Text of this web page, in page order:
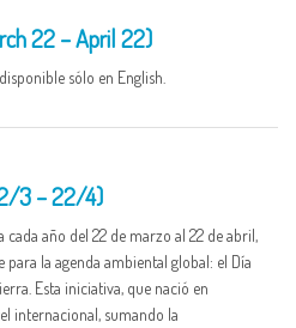
22 – April 22)
sólo en English.
3 – 22/4)
cada año del 22 de marzo al 22 de abril,
para la agenda ambiental global: el Día
Esta iniciativa, que nació en
internacional, sumando la